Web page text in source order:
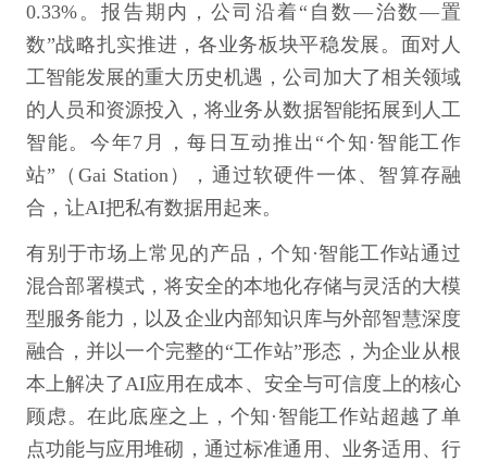
0.33%。报告期内，公司沿着“自数—治数—置
数”战略扎实推进，各业务板块平稳发展。面对人
工智能发展的重大历史机遇，公司加大了相关领域
的人员和资源投入，将业务从数据智能拓展到人工
智能。今年7月，每日互动推出“个知·智能工作
站”（Gai Station），通过软硬件一体、智算存融
合，让AI把私有数据用起来。
有别于市场上常见的产品，个知·智能工作站通过
混合部署模式，将安全的本地化存储与灵活的大模
型服务能力，以及企业内部知识库与外部智慧深度
融合，并以一个完整的“工作站”形态，为企业从根
本上解决了AI应用在成本、安全与可信度上的核心
顾虑。在此底座之上，个知·智能工作站超越了单
点功能与应用堆砌，通过标准通用、业务适用、行